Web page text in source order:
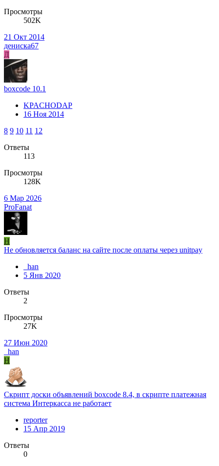
Просмотры
502K
21 Окт 2014
дениска67
Д
boxcode 10.1
KPACHODAP
16 Ноя 2014
8 9 10 11 12
Ответы
113
Просмотры
128K
6 Мар 2026
ProFanat
H
Не обновляется баланс на сайте после оплаты через unitpay
_han
5 Янв 2020
Ответы
2
Просмотры
27K
27 Июн 2020
_han
H
Скрипт доски объявлений boxcode 8.4, в скрипте платежная
система Интеркасса не работает
reporter
15 Апр 2019
Ответы
0